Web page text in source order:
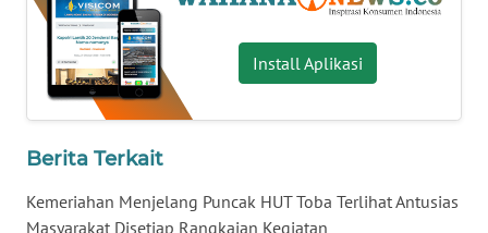
Install Aplikasi
Berita Terkait
Kemeriahan Menjelang Puncak HUT Toba Terlihat Antusias
Masyarakat Disetiap Rangkaian Kegiatan
SUMSEL
WN
BENGKULU
WN
LAMPUNG